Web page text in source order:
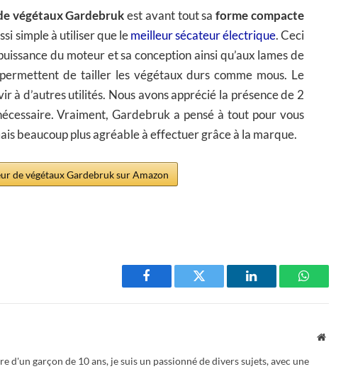
végétaux Gardebruk est avant tout saforme compacte
simple à utiliser que le meilleur sécateur électrique. Ceci
du moteur et sa conception ainsi qu’aux lames de
de tailler les végétaux durs comme mous. Le
à d’autres utilités. Nous avons apprécié la présence de 2
Vraiment, Gardebruk a pensé à tout pour vous
beaucoup plus agréable à effectuer grâce à la marque.
de végétaux Gardebruk sur Amazon
Facebook Twitter LinkedIn WhatsApp
Website
d'un garçon de 10 ans, je suis un passionné de divers sujets, avec une